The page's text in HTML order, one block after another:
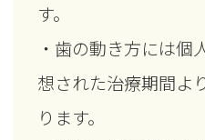
す。
・歯の動き方には個
想された治療期間よ
ります。